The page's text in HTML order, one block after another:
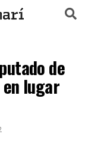
de
lugar